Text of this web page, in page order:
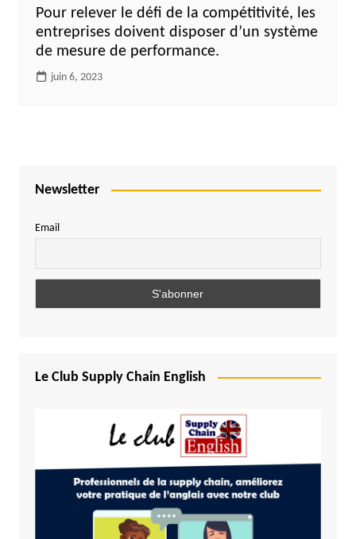
Pour relever le défi de la compétitivité, les
entreprises doivent disposer d’un système
de mesure de performance.
juin 6, 2023
Newsletter
Email
Le Club Supply Chain English